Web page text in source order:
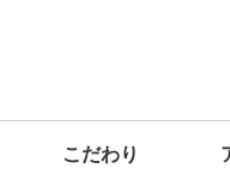
こだわり